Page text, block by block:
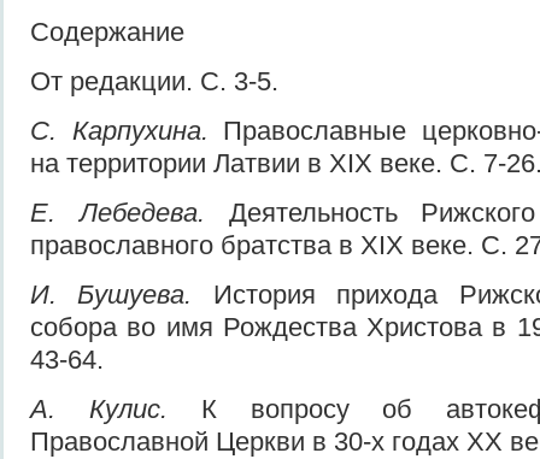
Содержание
От редакции. С. 3-5.
С. Карпухина. Православные
на территории Латвии в XIX веке. С. 7-
Е. Лебедева. Деятельность
православного братства в XIX веке. С.
И. Бушуева. История прихода
собора во имя Рождества Христова в
43-64.
А. Кулис. К вопросу об
Православной Церкви в 30-х годах XX